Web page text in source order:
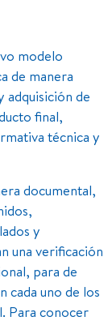
modelo
de manera
adquisición de
final,
técnica y
documental,
y
una verificación
para de
cada uno de los
Para conocer